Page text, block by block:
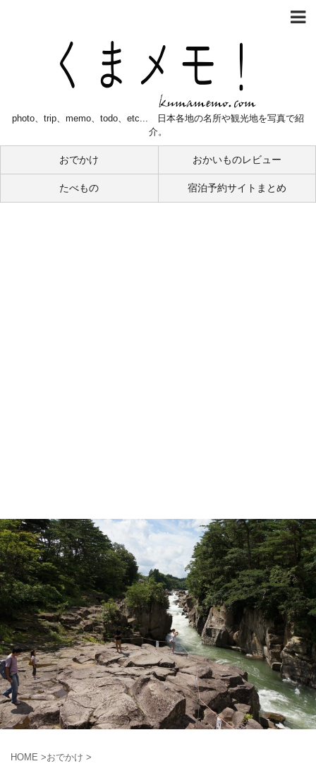
photo、trip、memo、todo、etc... 日本各地の名所や観光地を写真で紹
介。
おでかけ おかいものレビュー
たべもの 宿泊予約サイトまとめ
HOME >おでかけ >